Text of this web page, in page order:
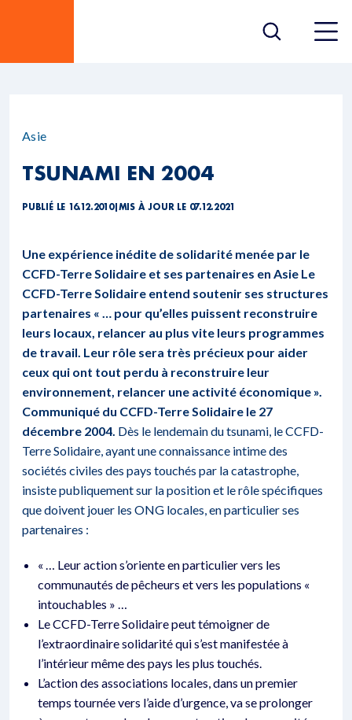
Asie
TSUNAMI EN 2004
PUBLIÉ LE 16.12.2010| MIS À JOUR LE 07.12.2021
Une expérience inédite de solidarité menée par le
CCFD-Terre Solidaire et ses partenaires en Asie Le
CCFD-Terre Solidaire entend soutenir ses structures
partenaires « … pour qu’elles puissent reconstruire
leurs locaux, relancer au plus vite leurs programmes
de travail. Leur rôle sera très précieux pour aider
ceux qui ont tout perdu à reconstruire leur
environnement, relancer une activité économique ».
Communiqué du CCFD-Terre Solidaire le 27
décembre 2004. Dès le lendemain du tsunami, le CCFD-
Terre Solidaire, ayant une connaissance intime des
sociétés civiles des pays touchés par la catastrophe,
insiste publiquement sur la position et le rôle spécifiques
que doivent jouer les ONG locales, en particulier ses
partenaires :
« … Leur action s’oriente en particulier vers les
communautés de pêcheurs et vers les populations «
intouchables » …
Le CCFD-Terre Solidaire peut témoigner de
l’extraordinaire solidarité qui s’est manifestée à
l’intérieur même des pays les plus touchés.
L’action des associations locales, dans un premier
temps tournée vers l’aide d’urgence, va se prolonger